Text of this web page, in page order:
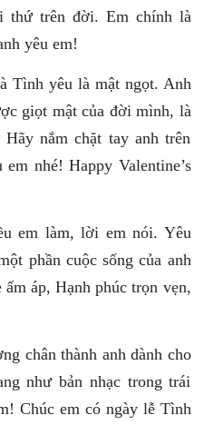
thứ trên đời. Em chính là
yêu em!
Tình yêu là mật ngọt. Anh
giọt mật của đời mình, là
nắm chặt tay anh trên
nhé! Happy Valentine’s
em làm, lời em nói. Yêu
phần cuộc sống của anh
áp, Hạnh phúc trọn vẹn,
chân thành anh dành cho
như bản nhạc trong trái
Chúc em có ngày lễ Tình